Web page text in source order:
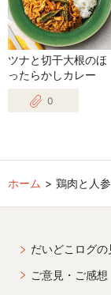
ツナと切干大根のほ
ったらかしカレー
0
ホーム 鶏肉と人
だいどこログの
ご意見・ご感想